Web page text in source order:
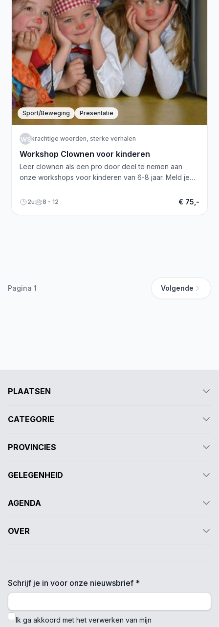
Sport/Beweging Presentatie
kwsvkrachtige woorden, sterke verhalen
Workshop Clownen voor kinderen
Leer clownen als een pro door deel te nemen aan
onze workshops voor kinderen van 6-8 jaar. Meld je
2u 8 - 12 € 75,-
Pagina 1 Volgende
PLAATSEN
CATEGORIE
PROVINCIES
GELEGENHEID
AGENDA
OVER
Schrijf je in voor onze nieuwsbrief *
Ik ga akkoord met het verwerken van mijn